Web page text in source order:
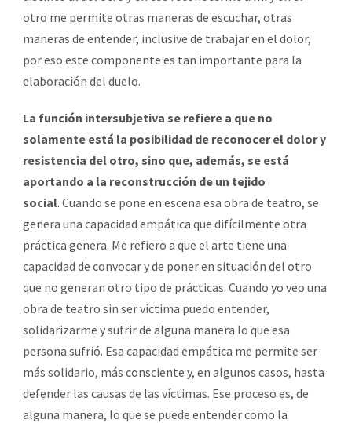
otro me permite otras maneras de escuchar, otras
maneras de entender, inclusive de trabajar en el dolor,
por eso este componente es tan importante para la
elaboración del duelo.
La función intersubjetiva se refiere a que no
solamente está la posibilidad de reconocer el dolor y
resistencia del otro, sino que, además, se está
aportando a la reconstrucción de un tejido
social. Cuando se pone en escena esa obra de teatro, se
genera una capacidad empática que difícilmente otra
práctica genera. Me refiero a que el arte tiene una
capacidad de convocar y de poner en situación del otro
que no generan otro tipo de prácticas. Cuando yo veo una
obra de teatro sin ser víctima puedo entender,
solidarizarme y sufrir de alguna manera lo que esa
persona sufrió. Esa capacidad empática me permite ser
más solidario, más consciente y, en algunos casos, hasta
defender las causas de las víctimas. Ese proceso es, de
alguna manera, lo que se puede entender como la